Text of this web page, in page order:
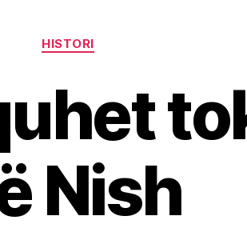
Categories
HISTORI
Nish